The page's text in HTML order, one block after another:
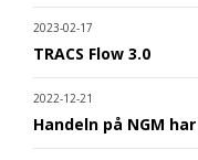
2023-02-17
TRACS Flow 3.0
2022-12-21
Handeln på NGM